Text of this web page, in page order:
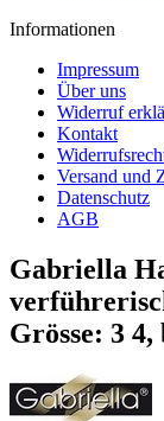
Informationen
Impressum
Über uns
Widerruf
Kontakt
Versand und
Datenschutz
AGB
Gabriella
Grösse: 3 4,